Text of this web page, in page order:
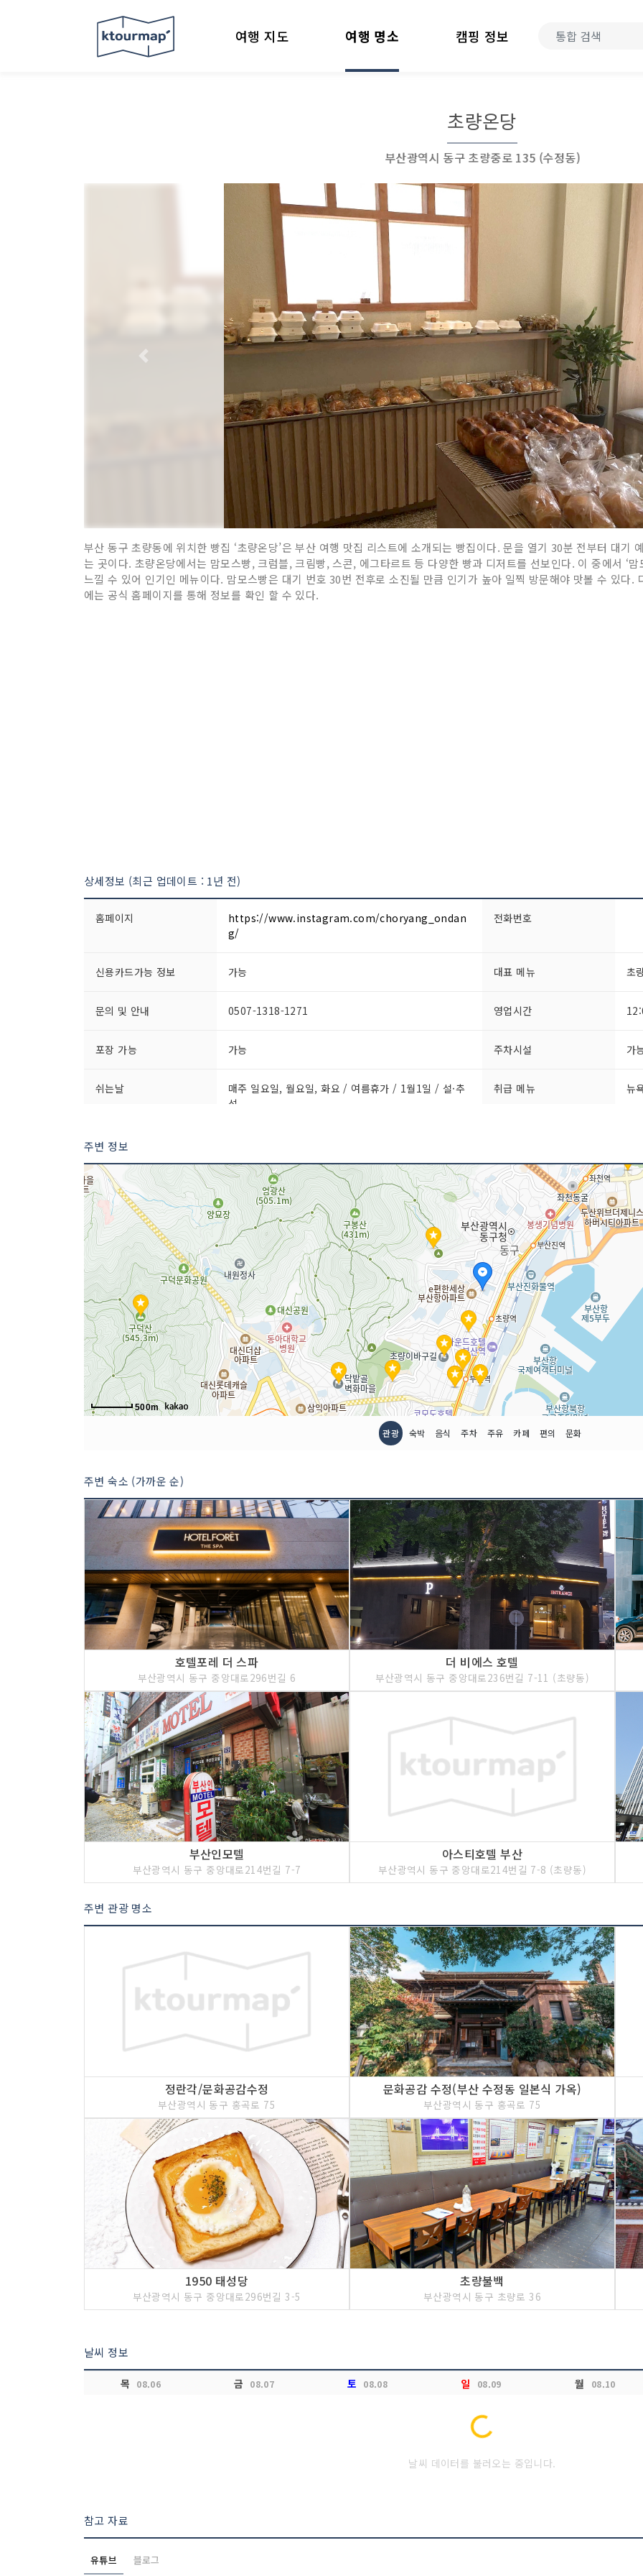
여행 지도 여행 명소 캠핑 정보
초량온당
부산광역시 동구 초량중로 135 (수정동)
부산 동구 초량동에 위치한 빵집 ‘초량온당’은 부산 여행 맛집 리스트에 소개되는 빵집이다. 문을 열기 30분 전부터 대기
는 곳이다. 초량온당에서는 맘모스빵, 크럼블, 크림빵, 스콘, 에그타르트 등 다양한 빵과 디저트를 선보인다. 이 중에서 ‘맘
느낄 수 있어 인기인 메뉴이다. 맘모스빵은 대기 번호 30번 전후로 소진될 만큼 인기가 높아 일찍 방문해야 맛볼 수 있다.
에는 공식 홈페이지를 통해 정보를 확인 할 수 있다.
상세정보 (최근 업데이트 : 1년 전)
홈페이지
https://www.instagram.com/choryang_ondan
g/
전화번호
신용카드가능 정보 가능 대표 메뉴 초
문의 및 안내 0507-1318-1271 영업시간
포장 가능 가능 주차시설 가
쉬는날
매주 일요일, 월요일, 화요 / 여름휴가 / 1월1일 / 설·추
석
취급 메뉴 뉴
인허가번호
주변 정보
500m
관광 숙박 음식 주차 주유 카페 편의 문화
주변 숙소 (가까운 순)
호텔포레 더 스파
부산광역시 동구 중앙대로296번길 6
더 비에스 호텔
부산광역시 동구 중앙대로236번길 7-11 (초량동)
부산인모텔
부산광역시 동구 중앙대로214번길 7-7
아스티호텔 부산
부산광역시 동구 중앙대로214번길 7-8 (초량동)
주변 관광 명소
정란각/문화공감수정
부산광역시 동구 홍곡로 75
문화공감 수정(부산 수정동 일본식 가옥)
부산광역시 동구 홍곡로 75
1950 태성당
부산광역시 동구 중앙대로296번길 3-5
초량불백
부산광역시 동구 초량로 36
날씨 정보
목 08.06 금 08.07 토 08.08 일 08.09 월 08.10
Loading...
날씨 데이터를 불러오는 중입니다.
참고 자료
유튜브 블로그